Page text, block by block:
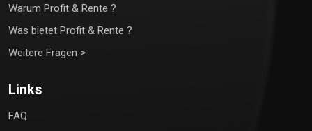
Warum Profit & Rente ?
Was bietet Profit & Rente ?
Weitere Fragen >
Links
FAQ